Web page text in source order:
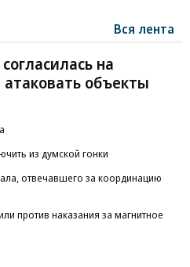
Вся лента
на
объекты
из думской гонки
отвечавшего за координацию
против наказания за магнитное